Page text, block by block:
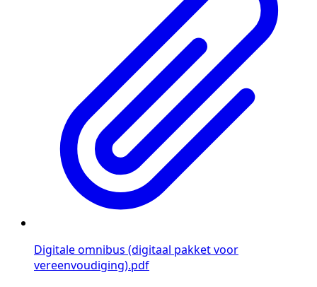
Digitale omnibus (digitaal pakket voor
vereenvoudiging).pdf